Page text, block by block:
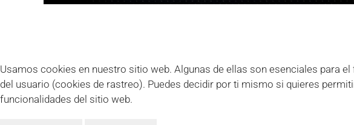
Usamos cookies en nuestro sitio web. Algunas de ellas son esenciales para
del usuario (cookies de rastreo). Puedes decidir por ti mismo si quieres
funcionalidades del sitio web.